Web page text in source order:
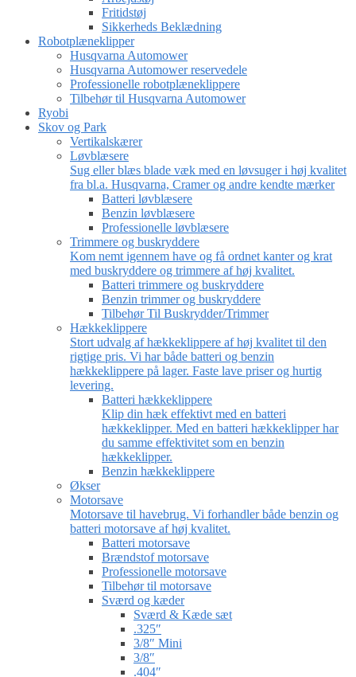
Fritidstøj
Sikkerheds Beklædning
Robotplæneklipper
Husqvarna Automower
Husqvarna Automower reservedele
Professionelle robotplæneklippere
Tilbehør til Husqvarna Automower
Ryobi
Skov og Park
Vertikalskærer
Løvblæsere
Sug eller blæs blade væk med en løvsuger i høj kvalitet
fra bl.a. Husqvarna, Cramer og andre kendte mærker
Batteri løvblæsere
Benzin løvblæsere
Professionelle løvblæsere
Trimmere og buskryddere
Kom nemt igennem have og få ordnet kanter og krat
med buskryddere og trimmere af høj kvalitet.
Batteri trimmere og buskryddere
Benzin trimmer og buskryddere
Tilbehør Til Buskrydder/Trimmer
Hækkeklippere
Stort udvalg af hækkeklippere af høj kvalitet til den
rigtige pris. Vi har både batteri og benzin
hækkeklippere på lager. Faste lave priser og hurtig
levering.
Batteri hækkeklippere
Klip din hæk effektivt med en batteri
hækkeklipper. Med en batteri hækkeklipper har
du samme effektivitet som en benzin
hækkeklipper.
Benzin hækkeklippere
Økser
Motorsave
Motorsave til havebrug. Vi forhandler både benzin og
batteri motorsave af høj kvalitet.
Batteri motorsave
Brændstof motorsave
Professionelle motorsave
Tilbehør til motorsave
Sværd og kæder
Sværd & Kæde sæt
.325″
3/8″ Mini
3/8″
.404″